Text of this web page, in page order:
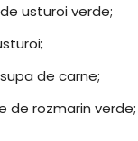
usturoi verde;
de carne;
de rozmarin verde;